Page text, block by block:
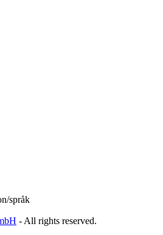
språk
- All rights reserved.